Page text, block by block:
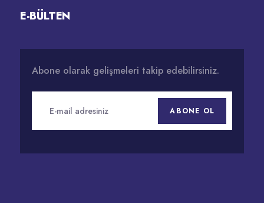
E-BÜLTEN
Abone olarak gelişmeleri takip edebilirsiniz.
ABONE OL